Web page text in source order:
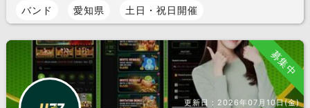
バンド 愛知県 土日・祝日開催
募集中
更新日： 2026年07月10日(金)